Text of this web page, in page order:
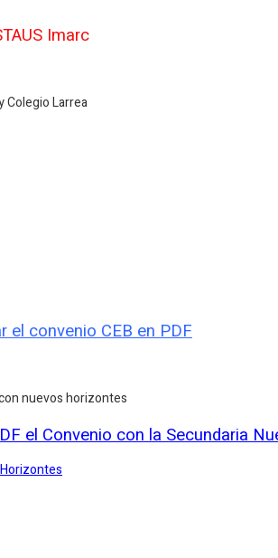
el convenio CEB en PDF
el Convenio con la Secundaria